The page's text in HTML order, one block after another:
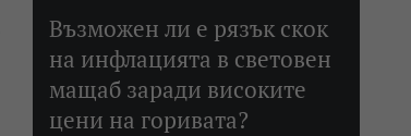
Възможен ли е рязък скок
на инфлацията в световен
мащаб заради високите
цени на горивата?